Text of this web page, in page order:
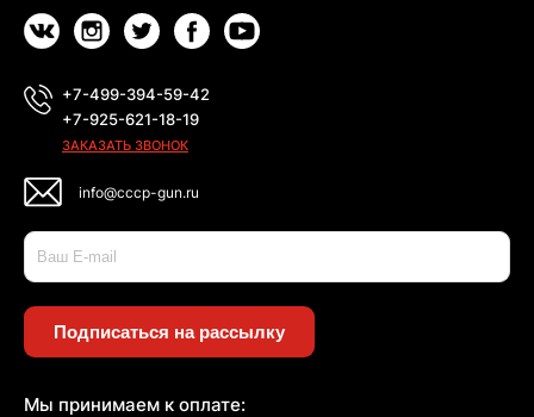
+7-499-394-59-42
+7-925-621-18-19
ЗАКАЗАТЬ ЗВОНОК
info@cccp-gun.ru
Подписаться на рассылку
Мы принимаем к оплате: